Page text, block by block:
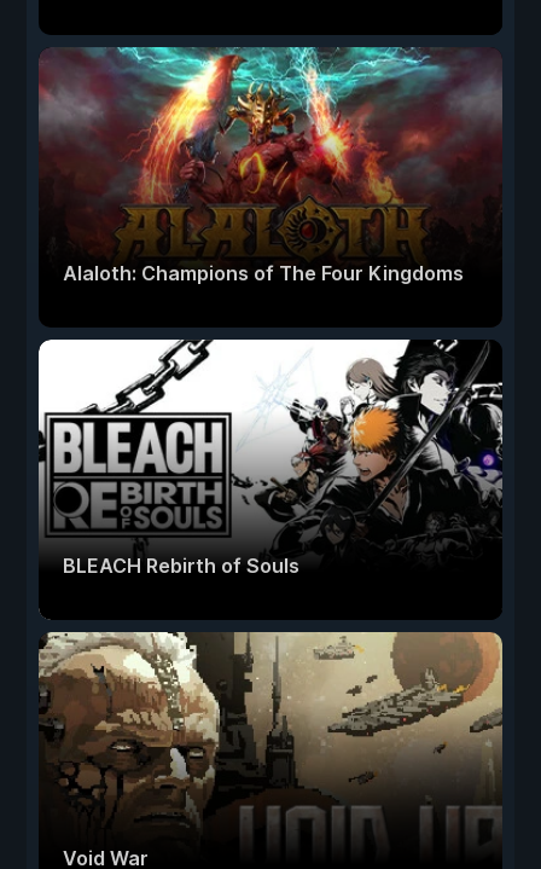
Alaloth: Champions of The Four Kingdoms
BLEACH Rebirth of Souls
Void War